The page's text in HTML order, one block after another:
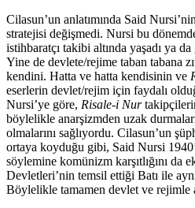
Cilasun’un anlatımında Said
stratejisi değişmedi. Nursi bu
istihbaratçı takibi altında yaşadı ya
Yine de devlete/rejime taban tabana
kendini. Hatta ve hatta kendisinin ve
eserlerin devlet/rejim için faydalı
Nursi’ye göre, Risale-i Nur
böylelikle anarşizmden uzak
olmalarını sağlıyordu. Cilasun’un
ortaya koyduğu gibi, Said Nursi
söylemine komünizm karşıtlığını da
Devletleri’nin temsil ettiği Batı ile
Böylelikle tamamen devlet ve rejimle